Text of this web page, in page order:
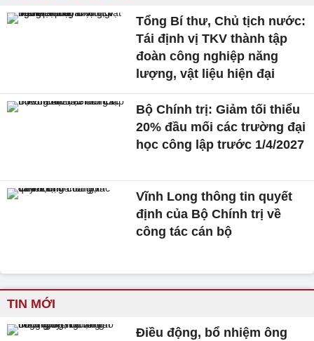
Tổng Bí thư, Chủ tịch nước:
Tái định vị TKV thành tập
đoàn công nghiệp năng
lượng, vật liệu hiện đại
Bộ Chính trị: Giảm tối thiểu
20% đầu mối các trường đại
học công lập trước 1/4/2027
Vĩnh Long thông tin quyết
định của Bộ Chính trị về
công tác cán bộ
TIN MỚI
Điều động, bổ nhiệm ông